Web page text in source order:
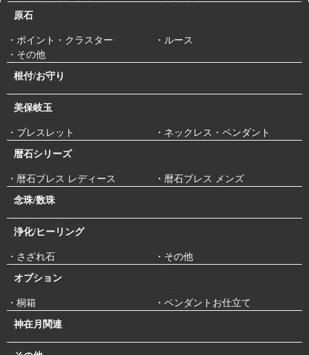
原石
・ポイント・クラスター
・ルース
・その他
根付/お守り
美保岐玉
・ブレスレット ・ネックレス・ペンダント
暦石シリーズ
・暦石ブレス レディース ・暦石ブレス メンズ
念珠/数珠
浄化/ヒーリング
・さざれ石 ・その他
オプション
・桐箱 ・ペンダントお仕立て
神在月関連